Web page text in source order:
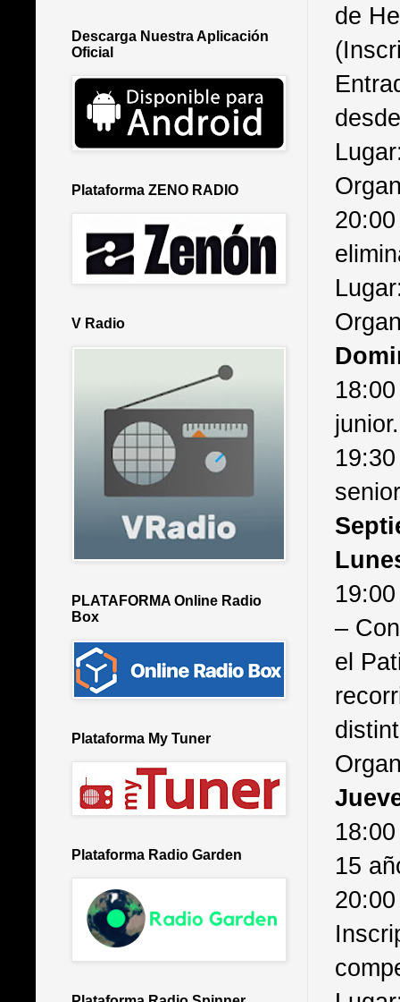
de
junior.
–
el
15
Descarga Nuestra Aplicación
Oficial
Plataforma ZENO RADIO
V Radio
PLATAFORMA Online Radio
Box
Plataforma My Tuner
Plataforma Radio Garden